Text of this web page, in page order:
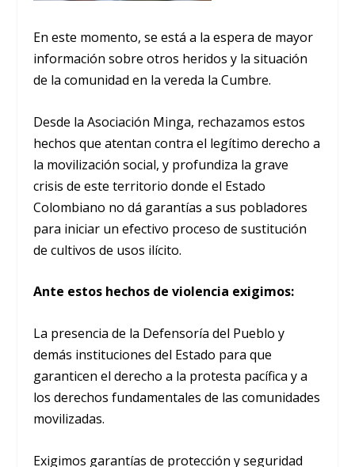
En este momento, se está a la espera de mayor
información sobre otros heridos y la situación
de la comunidad en la vereda la Cumbre.
Desde la Asociación Minga, rechazamos estos
hechos que atentan contra el legítimo derecho a
la movilización social, y profundiza la grave
crisis de este territorio donde el Estado
Colombiano no dá garantías a sus pobladores
para iniciar un efectivo proceso de sustitución
de cultivos de usos ilícito.
Ante estos hechos de violencia exigimos:
La presencia de la Defensoría del Pueblo y
demás instituciones del Estado para que
garanticen el derecho a la protesta pacífica y a
los derechos fundamentales de las comunidades
movilizadas.
Exigimos garantías de protección y seguridad